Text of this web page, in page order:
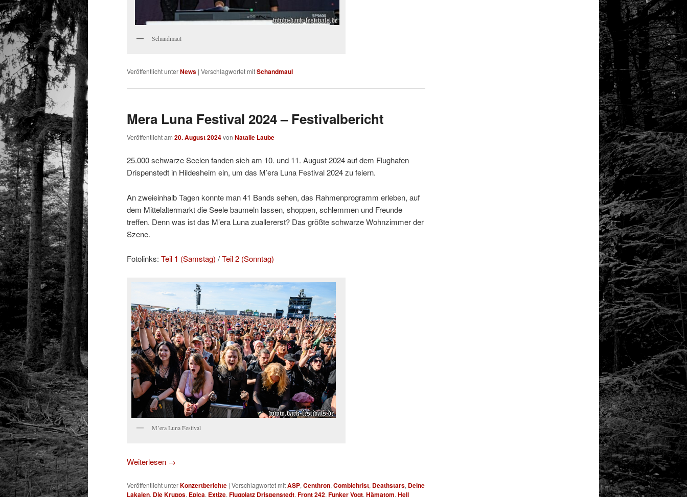
Schandmaul
Veröffentlicht unterNews | Verschlagwortet mitSchandmaul
Mera Luna Festival 2024 – Festivalbericht
Veröffentlicht am 20. August 2024von Natalie Laube
25.000 schwarze Seelen fanden sich am 10. und 11. August 2024 auf dem Flughafen
Drispenstedt in Hildesheim ein, um das M’era Luna Festival 2024 zu feiern.
An zweieinhalb Tagen konnte man 41 Bands sehen, das Rahmenprogramm erleben, auf
dem Mittelaltermarkt die Seele baumeln lassen, shoppen, schlemmen und Freunde
treffen. Denn was ist das M’era Luna zuallererst? Das größte schwarze Wohnzimmer der
Szene.
Fotolinks: Teil 1 (Samstag) /Teil 2 (Sonntag)
M’era Luna Festival
Weiterlesen →
Veröffentlicht unterKonzertberichte | Verschlagwortet mitASP, Centhron, Combichrist, Deathstars, Deine
Lakaien, Die Krupps, Epica, Extize, Flugplatz Drispenstedt, Front 242, Funker Vogt, Hämatom, Hell